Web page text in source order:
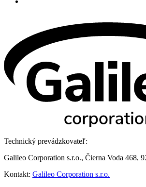
Technický prevádzkovateľ:
Galileo Corporation s.r.o., Čierna Voda 468,
Kontakt: Galileo Corporation s.r.o.